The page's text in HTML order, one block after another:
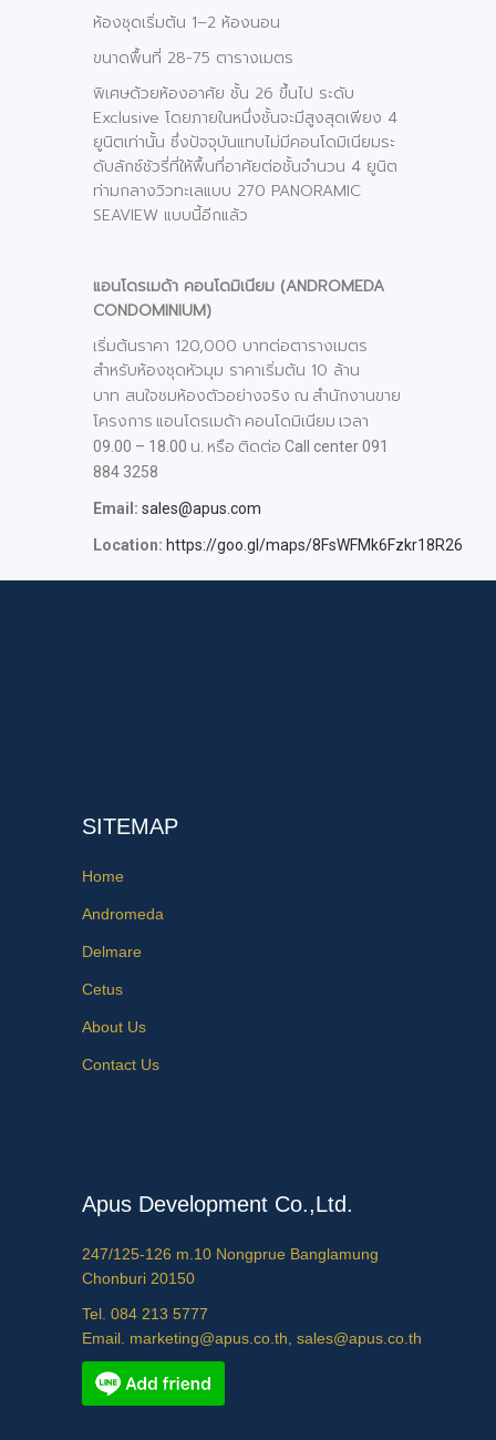
ห้องชุดเริ่มต้น 1–2 ห้องนอน
ขนาดพื้นที่ 28-75 ตารางเมตร
พิเศษด้วยห้องอาศัย ชั้น 26 ขึ้นไป ระดับ
Exclusive โดยภายในหนึ่งชั้นจะมีสูงสุดเพียง 4
ยูนิตเท่านั้น ซึ่งปัจจุบันแทบไม่มีคอนโดมิเนียมระ
ดับลักซ์ชัวรี่ที่ให้พื้นที่อาศัยต่อชั้นจำนวน 4 ยูนิต
ท่ามกลางวิวทะเลแบบ 270 PANORAMIC
SEAVIEW แบบนี้อีกแล้ว
แอนโดรเมด้า คอนโดมิเนียม (ANDROMEDA
CONDOMINIUM)
เริ่มต้นราคา 120,000 บาทต่อตารางเมตร
สำหรับห้องชุดหัวมุม ราคาเริ่มต้น 10 ล้าน
บาท สนใจชมห้องตัวอย่างจริง ณ สำนักงานขาย
โครงการ แอนโดรเมด้า คอนโดมิเนียม เวลา
09.00 – 18.00 น. หรือ ติดต่อ Call center 091
884 3258
Email: sales@apus.com
Location: https://goo.gl/maps/8FsWFMk6Fzkr18R26
SITEMAP
Home
Andromeda
Delmare
Cetus
About Us
Contact Us
Apus Development Co.,Ltd.
247/125-126 m.10 Nongprue Banglamung
Chonburi 20150
Tel. 084 213 5777
Email. marketing@apus.co.th, sales@apus.co.th